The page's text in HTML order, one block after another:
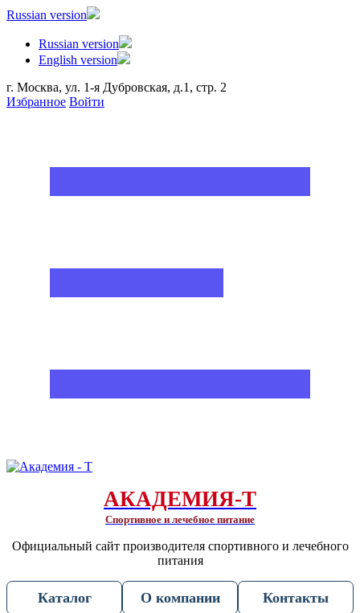
Russian version
Russian version
English version
г. Москва, ул. 1-я Дубровская, д.1, стр. 2
Избранное Войти
АКАДЕМИЯ-Т
Спортивное и лечебное питание
Официальный сайт производителя спортивного и лечебного
питания
Каталог О компании Контакты